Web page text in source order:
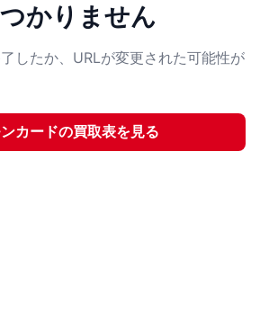
かりません
したか、URLが変更された可能性が
カードの買取表を見る